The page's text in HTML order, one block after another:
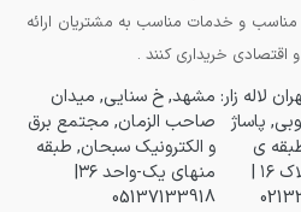
و خدمات مناسب به مشتریان ارائه
اقتصادی خریداری کنند .
لاله زار:
پاساژ
ی
|
مشهد, خ سنایی, میدان
صاحب الزمان, مجتمع برق
و الکترونیک سبحان, طبقه
منهای یک-واحد ۳۶|
05137133918